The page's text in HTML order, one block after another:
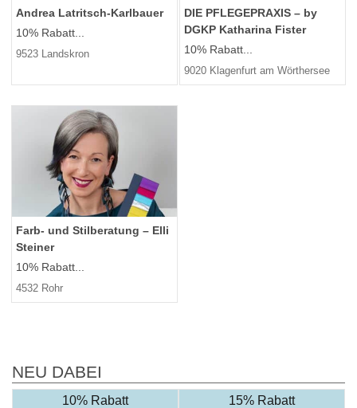
Andrea Latritsch-Karlbauer
10% Rabatt...
9523 Landskron
DIE PFLEGEPRAXIS – by
DGKP Katharina Fister
10% Rabatt...
9020 Klagenfurt am Wörthersee
Farb- und Stilberatung – Elli
Steiner
10% Rabatt...
4532 Rohr
NEU DABEI
10% Rabatt 15% Rabatt